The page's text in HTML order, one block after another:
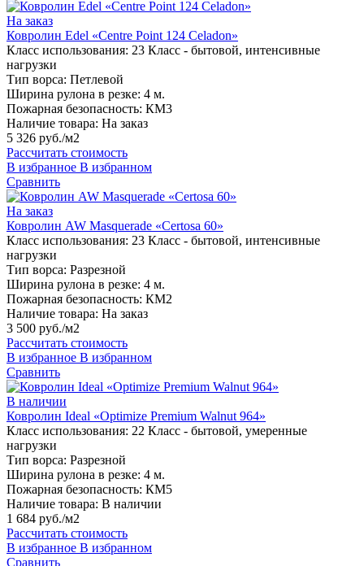
На заказ
Ковролин Edel «Centre Point 124 Celadon»
Класс использования: 23 Класс - бытовой, интенсивные
нагрузки
Тип ворса: Петлевой
Ширина рулона в резке: 4 м.
Пожарная безопасность: КМ3
Наличие товара: На заказ
5 326 руб./м2
Рассчитать стоимость
В избранное В избранном
Сравнить
На заказ
Ковролин AW Masquerade «Certosa 60»
Класс использования: 23 Класс - бытовой, интенсивные
нагрузки
Тип ворса: Разрезной
Ширина рулона в резке: 4 м.
Пожарная безопасность: КМ2
Наличие товара: На заказ
3 500 руб./м2
Рассчитать стоимость
В избранное В избранном
Сравнить
В наличии
Ковролин Ideal «Optimize Premium Walnut 964»
Класс использования: 22 Класс - бытовой, умеренные
нагрузки
Тип ворса: Разрезной
Ширина рулона в резке: 4 м.
Пожарная безопасность: КМ5
Наличие товара: В наличии
1 684 руб./м2
Рассчитать стоимость
В избранное В избранном
Сравнить